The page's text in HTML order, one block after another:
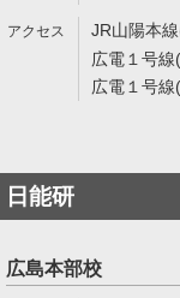
JR山陽本
広電１号
広電１号
日能研
広島本部校